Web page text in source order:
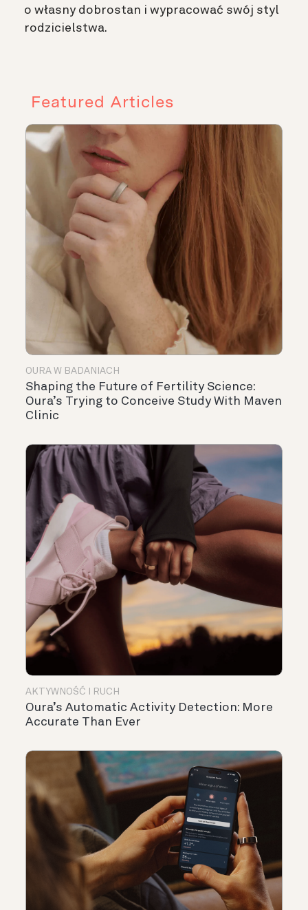
o własny dobrostan i wypracować swój styl
rodzicielstwa.
Featured Articles
OURA W BADANIACH
Shaping the Future of Fertility Science:
Oura’s Trying to Conceive Study With Maven
Clinic
AKTYWNOŚĆ I RUCH
Oura’s Automatic Activity Detection: More
Accurate Than Ever